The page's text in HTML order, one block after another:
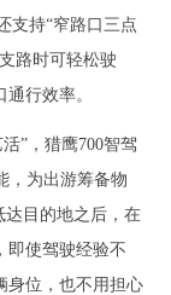
支持“窄路口三点
路时可轻松驶
行效率。
”，猎鹰700智驾
，为出游筹备物
达目的地之后，在
即使驾驶经验不
身位，也不用担心